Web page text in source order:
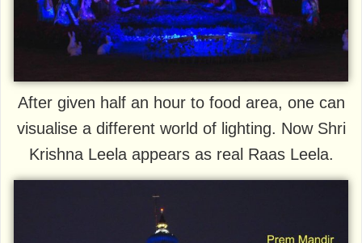
After given half an hour to food area, one can
visualise a different world of lighting. Now Shri
Krishna Leela appears as real Raas Leela.